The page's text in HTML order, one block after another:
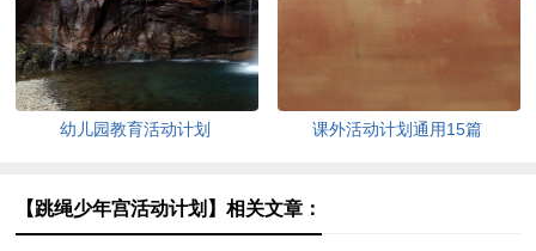
幼儿园教育活动计划 课外活动计划通用15篇
【跳绳少年宫活动计划】相关文章：